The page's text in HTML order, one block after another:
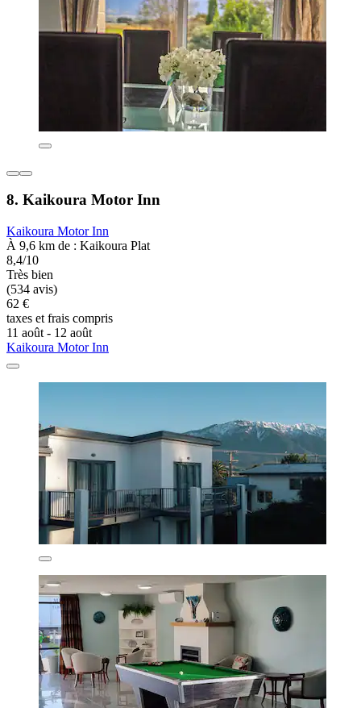
8. Kaikoura Motor Inn
Kaikoura Motor Inn
À 9,6 km de : Kaikoura Plat
8,4/10
Très bien
(534 avis)
62 €
taxes et frais compris
11 août - 12 août
Kaikoura Motor Inn